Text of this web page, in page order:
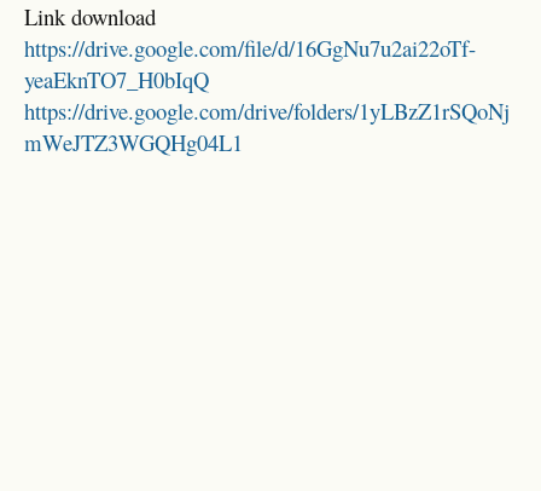
Link download
https://drive.google.com/file/d/16GgNu7u2ai22oTf-
yeaEknTO7_H0bIqQ
https://drive.google.com/drive/folders/1yLBzZ1rSQoNj
mWeJTZ3WGQHg04L1